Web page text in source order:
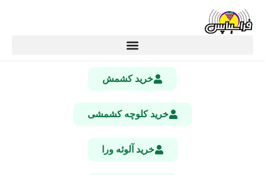
خرید کشمش
خرید کلوچه کشمشی
خرید آلوئه ورا